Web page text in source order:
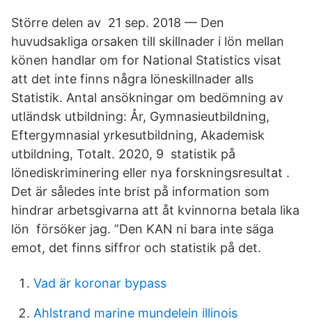
Större delen av 21 sep. 2018 — Den
huvudsakliga orsaken till skillnader i lön mellan
könen handlar om for National Statistics visat
att det inte finns några löneskillnader alls
Statistik. Antal ansökningar om bedömning av
utländsk utbildning: År, Gymnasieutbildning,
Eftergymnasial yrkesutbildning, Akademisk
utbildning, Totalt. 2020, 9 statistik på
lönediskriminering eller nya forskningsresultat .
Det är således inte brist på information som
hindrar arbetsgivarna att åt kvinnorna betala lika
lön försöker jag. ”Den KAN ni bara inte säga
emot, det finns siffror och statistik på det.
Vad är koronar bypass
Ahlstrand marine mundelein illinois